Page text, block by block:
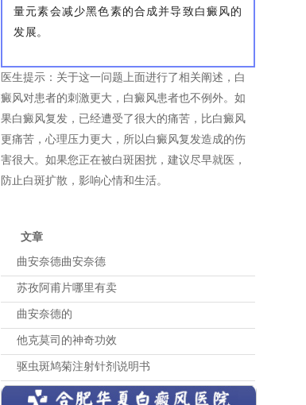
量元素会减少黑色素的合成并导致白癜风的
发展。
医生提示：关于这一问题上面进行了相关阐述，白
癜风对患者的刺激更大，白癜风患者也不例外。如
果白癜风复发，已经遭受了很大的痛苦，比白癜风
更痛苦，心理压力更大，所以白癜风复发造成的伤
害很大。如果您正在被白斑困扰，建议尽早就医，
防止白斑扩散，影响心情和生活。
文章
曲安奈德曲安奈德
苏孜阿甫片哪里有卖
曲安奈德的
他克莫司的神奇功效
驱虫斑鸠菊注射针剂说明书